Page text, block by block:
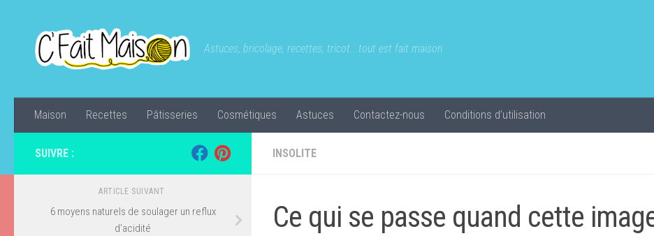
Astuces, bricolage, recettes, tricot...tout est fait maison
Maison Recettes Pâtisseries Cosmétiques Astuces Contactez-nous Conditions d’utilisation
INSOLITE
Ce qui se passe quand cette
SUIVRE :
ARTICLE SUIVANT
6 moyens naturels de soulager un reflux
d’acidité